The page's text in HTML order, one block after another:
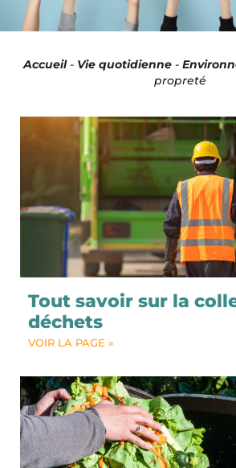
Accueil- Vie quotidienne -
propreté
Tout savoir sur la
déchets
VOIR LA PAGE »